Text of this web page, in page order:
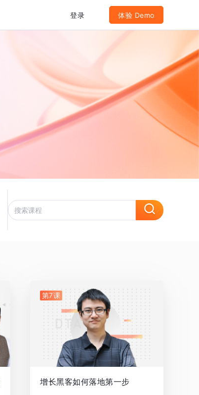
登录 体验 Demo
第7课
增长黑客如何落地第一步